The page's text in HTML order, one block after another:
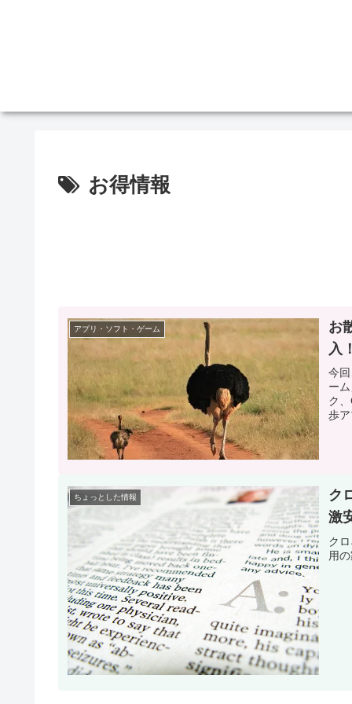
お得情報
アプリ・ソフト・ゲーム
お
入
今
ー
ク
歩
ちょっとした情報
ク
激
ク
用